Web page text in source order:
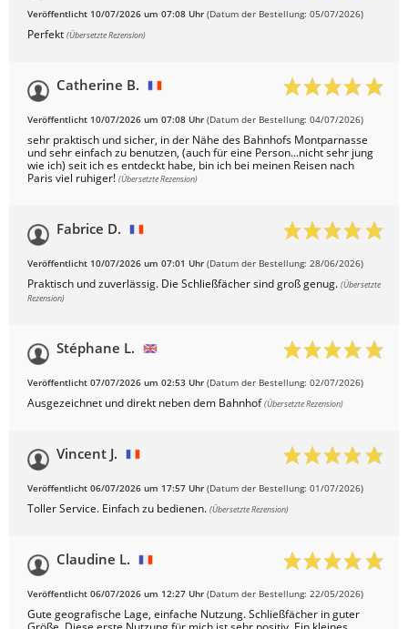
Veröffentlicht 10/07/2026 um 07:08 Uhr (Datum der Bestellung: 05/07/2026)
Perfekt (Übersetzte Rezension)
Catherine B.
Veröffentlicht 10/07/2026 um 07:08 Uhr (Datum der Bestellung: 04/07/2026)
sehr praktisch und sicher, in der Nähe des Bahnhofs Montparnasse
und sehr einfach zu benutzen, (auch für eine Person...nicht sehr jung
wie ich) seit ich es entdeckt habe, bin ich bei meinen Reisen nach
Paris viel ruhiger! (Übersetzte Rezension)
Fabrice D.
Veröffentlicht 10/07/2026 um 07:01 Uhr (Datum der Bestellung: 28/06/2026)
Praktisch und zuverlässig. Die Schließfächer sind groß genug. (Übersetzte
Rezension)
Stéphane L.
Veröffentlicht 07/07/2026 um 02:53 Uhr (Datum der Bestellung: 02/07/2026)
Ausgezeichnet und direkt neben dem Bahnhof(Übersetzte Rezension)
Vincent J.
Veröffentlicht 06/07/2026 um 17:57 Uhr (Datum der Bestellung: 01/07/2026)
Toller Service. Einfach zu bedienen. (Übersetzte Rezension)
Claudine L.
Veröffentlicht 06/07/2026 um 12:27 Uhr (Datum der Bestellung: 22/05/2026)
Gute geografische Lage, einfache Nutzung. Schließfächer in guter